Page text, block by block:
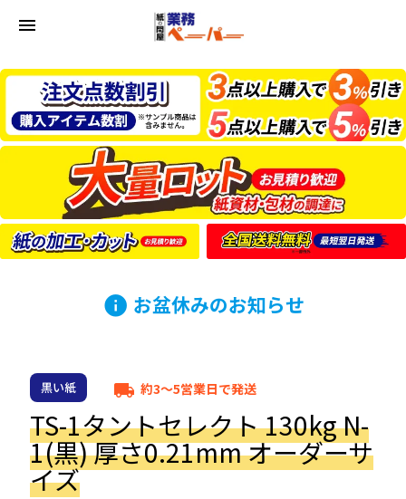
menu
info お盆休みのお知らせ
黒い紙 local_shipping 約3～5営業日で発送
TS-1タントセレクト 130kg N-
1(黒) 厚さ0.21mm オーダーサ
イズ